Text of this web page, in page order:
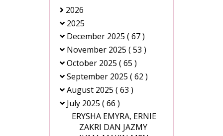
2026
2025
December 2025 ( 67 )
November 2025 ( 53 )
October 2025 ( 65 )
September 2025 ( 62 )
August 2025 ( 63 )
July 2025 ( 66 )
ERYSHA EMYRA, ERNIE
ZAKRI DAN JAZMY